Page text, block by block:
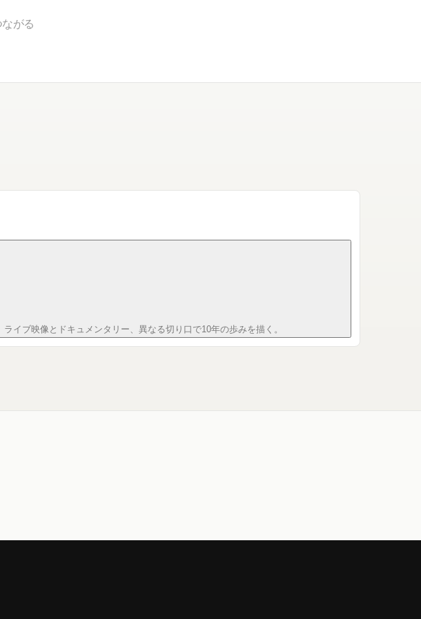
がる
イブ映像とドキュメンタリー、異なる切り口で10年の歩みを描く。